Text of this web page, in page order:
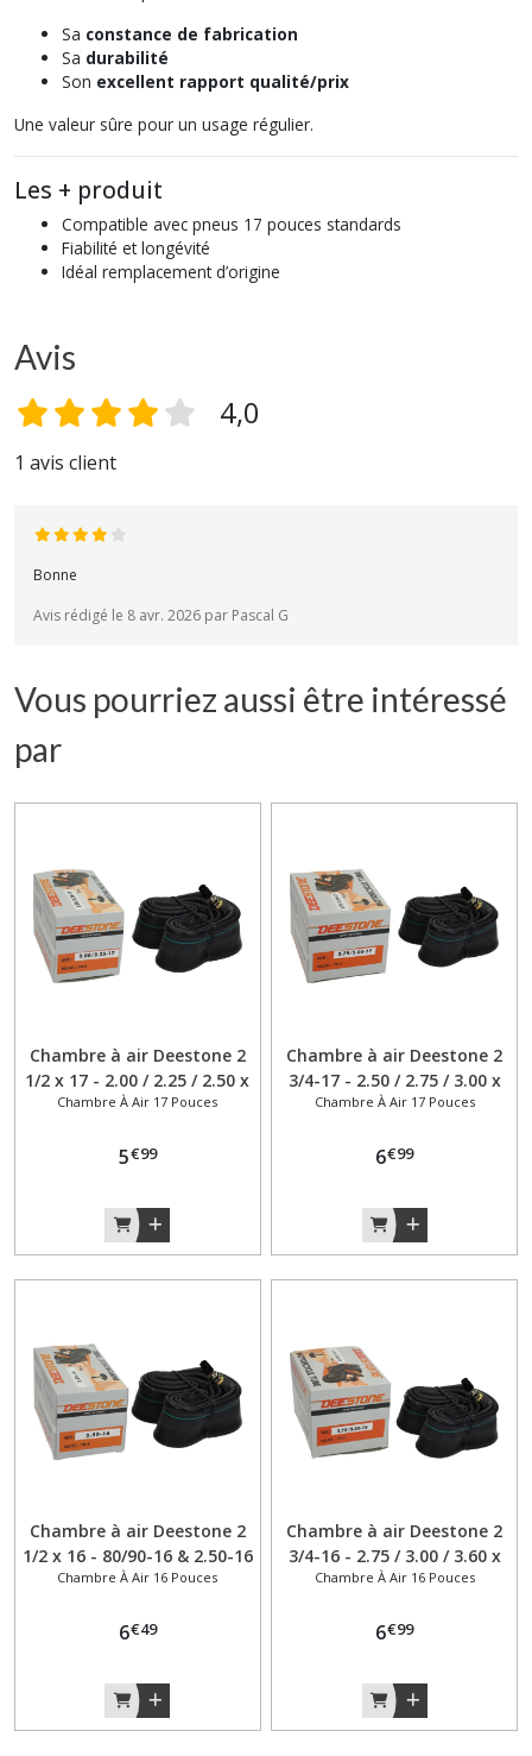
Sa constance de fabrication
Sa durabilité
Son excellent rapport qualité/prix
Une valeur sûre pour un usage régulier.
Les + produit
Compatible avec pneus 17 pouces standards
Fiabilité et longévité
Idéal remplacement d’origine
Avis
4,0
1 avis client
Bonne
Avis rédigé le 8 avr. 2026 par Pascal G
Vous pourriez aussi être intéressé
par
Chambre à air Deestone 2
1/2 x 17 - 2.00 / 2.25 / 2.50 x
17 valve droite TR4
Chambre À Air 17 Pouces
5€99
Chambre à air Deestone 2
3/4-17 - 2.50 / 2.75 / 3.00 x
17 valve droite TR4
Chambre À Air 17 Pouces
6€99
Chambre à air Deestone 2
1/2 x 16 - 80/90-16 & 2.50-16
valve droite TR4
Chambre À Air 16 Pouces
6€49
Chambre à air Deestone 2
3/4-16 - 2.75 / 3.00 / 3.60 x
16 valve droite TR4
Chambre À Air 16 Pouces
6€99